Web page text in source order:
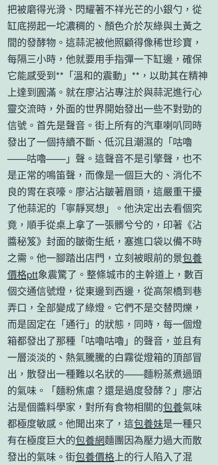
把被磨得光滑、閃耀著不祥光芒的小銀勺，從
缸底撈起一坨濃稠的、顏色介於灰綠與土黃之
間的發酵物。這蒜泥被他照顧得像稀世珍寶，
每隔三小時，他就要用手指彈一下缸邊，確保
它能感受到**「溫和的震動」**，以助其在精神
上達到圓滿。就在廖沾沾專注於與蒜泥進行心
靈交流時，外面的世界開始發出一些不對勁的
信號。首先是聲音。街上所有的汽車喇叭同時
發出了一個持續不斷、低沉且潮濕的「咕嚕
——咕嚕——」聲。這聲音不是引擎聲，也不
是正常的鳴笛聲，而像是一個巨大的、消化不
良的胃在哀嚎。廖沾沾皺著眉頭，這嚴重干擾
了他蒜泥的「寧靜冥想」。他決定出去看個究
竟，順手從桌上拿了一張髒兮兮的，印著《沾
醬秘笈》封面的皺衛生紙，塞進口袋以備不時
之需。他一腳踏出店門，立刻被眼前的景包養
價格ptt象震驚了。整條城市的主幹道上，數百
個交通信號燈，從東邊到西邊，從高架橋到巷
弄口，全部變成了綠燈。它們不是交替閃爍，
而是固定在「通行」的狀態，同時，每一個燈
箱都發出了那種「咕嚕咕嚕」的聲音，並且有
一層淡淡的、熱氣騰騰的白霧從燈箱的頂部冒
出，散發出一種難以名狀的——麵粉蒸煮過頭
的氣味。「麵粉焦慮？還是過度發酵？」廖沾
沾是個醬料學家，對所有食物相關的包養氣味
都極度敏感。他聞出來了，這包養妹是一種只
有在極度巨大的包養網麵團因為壓力過大而散
發出的氣味。街包養價格上的行人陷入了混